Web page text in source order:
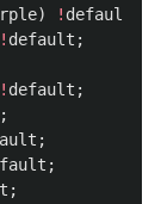
) ! default
! default ;
! default ;
;
;
;
;